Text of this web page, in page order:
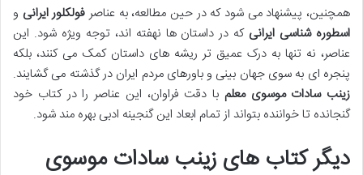
همچنین، پیشنهاد می شود که در حین مطالعه، به عناصر فولکلور ایرانی و
اسطوره شناسی ایرانی که در داستان ها نهفته اند، توجه ویژه شود. این
عناصر، نه تنها به درک عمیق تر ریشه های داستان کمک می کنند، بلکه
پنجره ای به سوی جهان بینی و باورهای مردم ایران در گذشته می گشایند.
زینب سادات موسوی معلم با دقت فراوان، این عناصر را در کتاب خود
گنجانده تا خواننده بتواند از تمام ابعاد این گنجینه ادبی بهره مند شود.
دیگر کتاب های زینب سادات موسوی